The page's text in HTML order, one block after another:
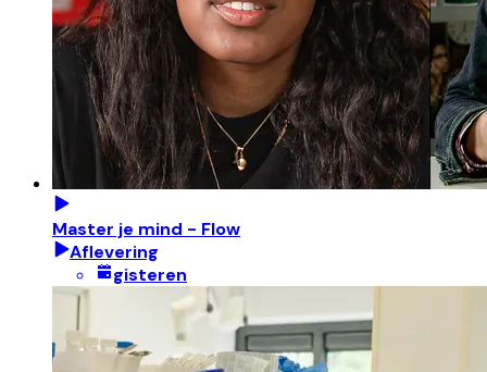
Master je mind - Flow
Aflevering
gisteren